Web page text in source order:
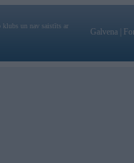
klubs un nav saistīts ar
Galvena